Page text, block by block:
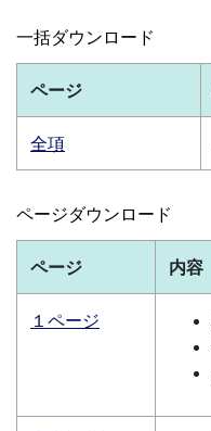
一括ダウンロード
ページ
全項
ページダウンロード
ページ 内容
１ページ